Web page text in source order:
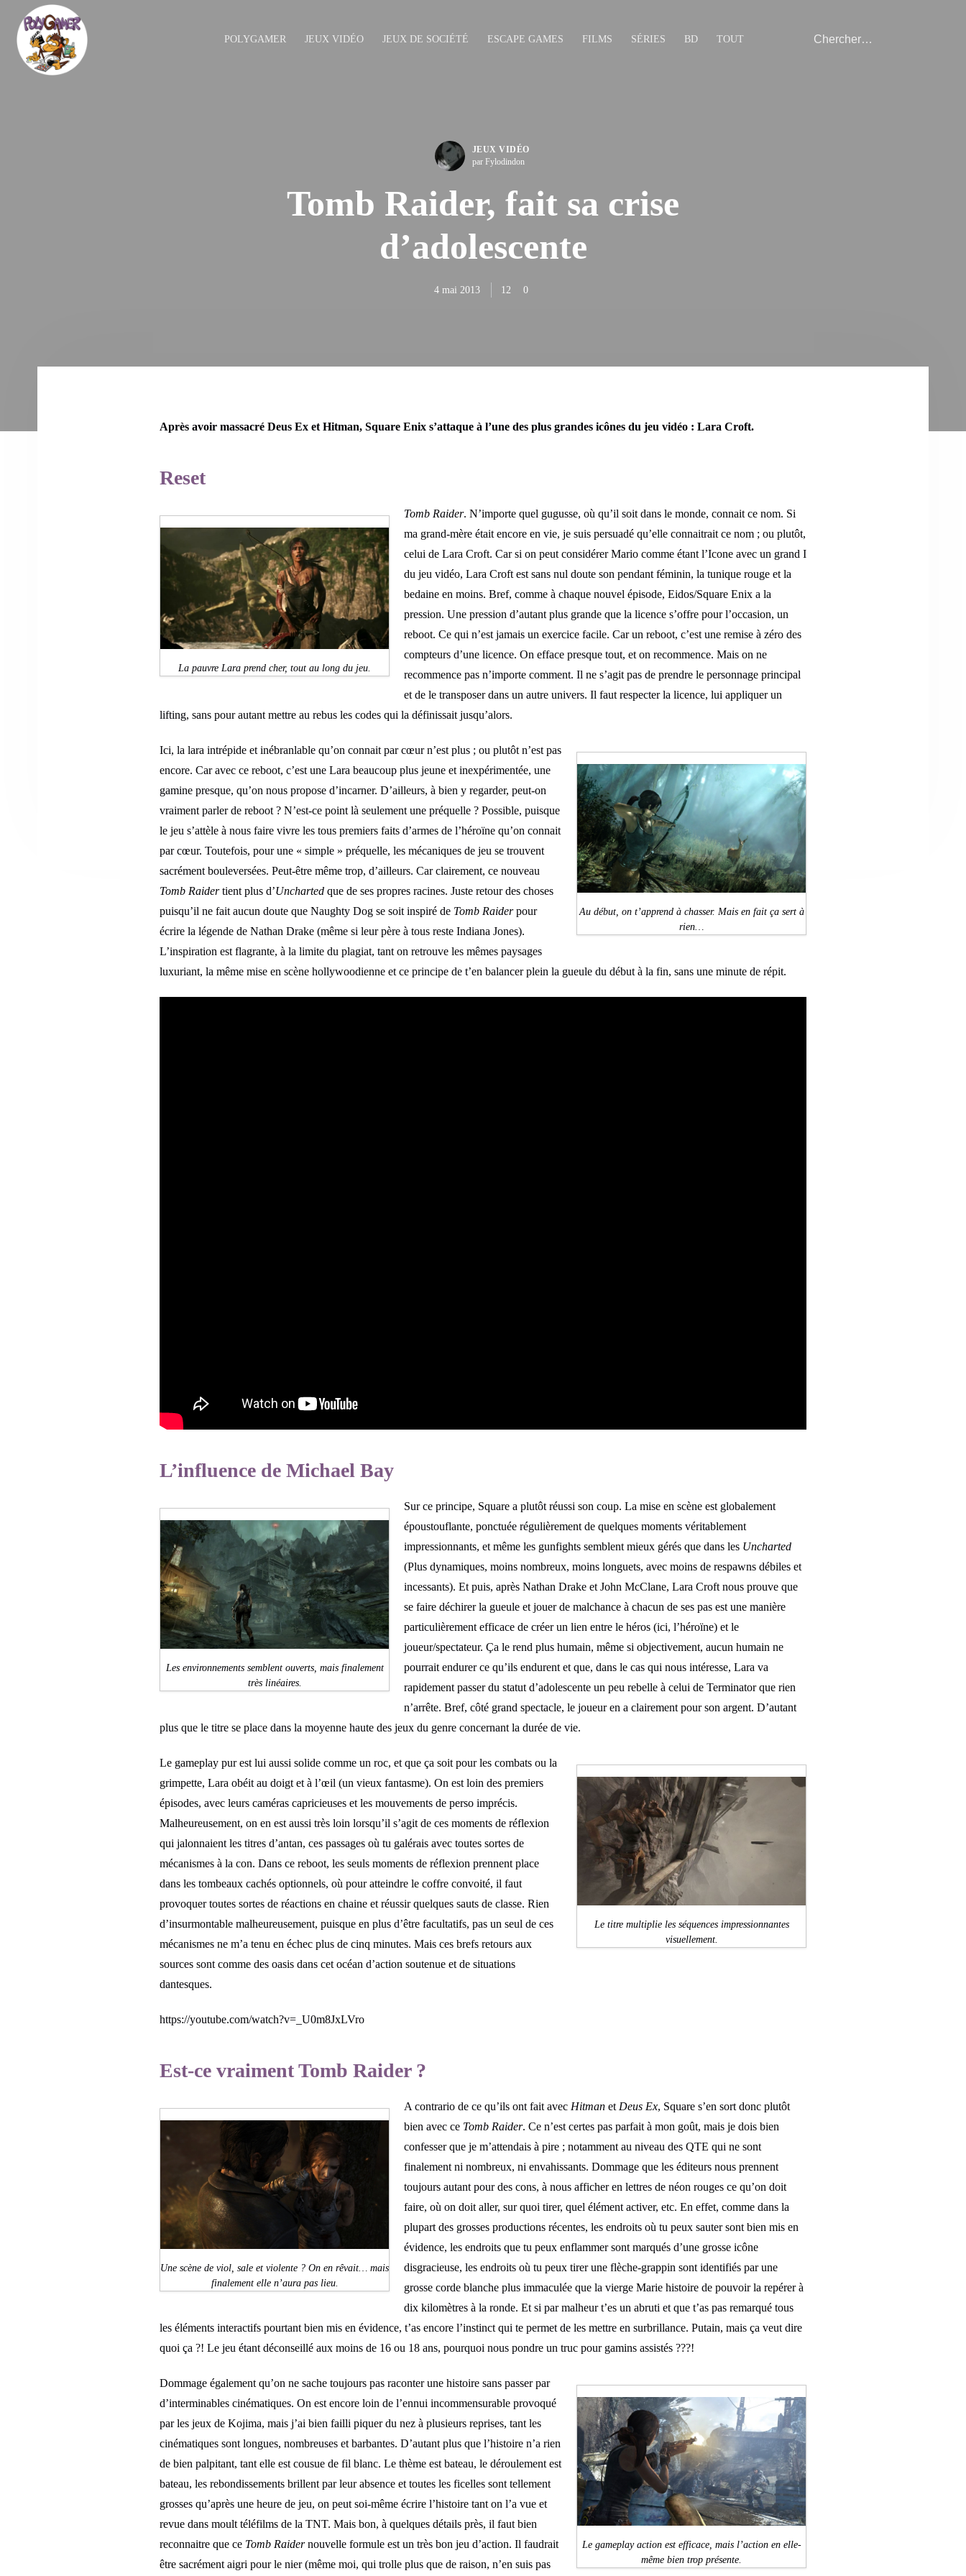
POLYGAMER JEUX VIDÉO JEUX DE SOCIÉTÉ ESCAPE GAMES FILMS SÉRIES BD TOUT
JEUX VIDÉO
par Fylodindon
Tomb Raider, fait sa crise
d’adolescente
4 mai 2013 12 0
Après avoir massacré Deus Ex et Hitman, Square Enix s’attaque à l’une des plus grandes icônes du jeu vidéo : Lara Croft.
Reset
La pauvre Lara prend cher, tout au long du jeu.
Tomb Raider. N’importe quel gugusse, où qu’il soit dans le monde, connait ce nom. Si
ma grand-mère était encore en vie, je suis persuadé qu’elle connaitrait ce nom ; ou plutôt,
celui de Lara Croft. Car si on peut considérer Mario comme étant l’Icone avec un grand I
du jeu vidéo, Lara Croft est sans nul doute son pendant féminin, la tunique rouge et la
bedaine en moins. Bref, comme à chaque nouvel épisode, Eidos/Square Enix a la
pression. Une pression d’autant plus grande que la licence s’offre pour l’occasion, un
reboot. Ce qui n’est jamais un exercice facile. Car un reboot, c’est une remise à zéro des
compteurs d’une licence. On efface presque tout, et on recommence. Mais on ne
recommence pas n’importe comment. Il ne s’agit pas de prendre le personnage principal
et de le transposer dans un autre univers. Il faut respecter la licence, lui appliquer un
lifting, sans pour autant mettre au rebus les codes qui la définissait jusqu’alors.
Au début, on t’apprend à chasser. Mais en fait ça sert à
rien…
Ici, la lara intrépide et inébranlable qu’on connait par cœur n’est plus ; ou plutôt n’est pas
encore. Car avec ce reboot, c’est une Lara beaucoup plus jeune et inexpérimentée, une
gamine presque, qu’on nous propose d’incarner. D’ailleurs, à bien y regarder, peut-on
vraiment parler de reboot ? N’est-ce point là seulement une préquelle ? Possible, puisque
le jeu s’attèle à nous faire vivre les tous premiers faits d’armes de l’héroïne qu’on connait
par cœur. Toutefois, pour une « simple » préquelle, les mécaniques de jeu se trouvent
sacrément bouleversées. Peut-être même trop, d’ailleurs. Car clairement, ce nouveau
Tomb Raidertient plus d’Uncharted que de ses propres racines. Juste retour des choses
puisqu’il ne fait aucun doute que Naughty Dog se soit inspiré de Tomb Raiderpour
écrire la légende de Nathan Drake (même si leur père à tous reste Indiana Jones).
L’inspiration est flagrante, à la limite du plagiat, tant on retrouve les mêmes paysages
luxuriant, la même mise en scène hollywoodienne et ce principe de t’en balancer plein la gueule du début à la fin, sans une minute de répit.
L’influence de Michael Bay
Les environnements semblent ouverts, mais finalement
très linéaires.
Sur ce principe, Square a plutôt réussi son coup. La mise en scène est globalement
époustouflante, ponctuée régulièrement de quelques moments véritablement
impressionnants, et même les gunfights semblent mieux gérés que dans les Uncharted
(Plus dynamiques, moins nombreux, moins longuets, avec moins de respawns débiles et
incessants). Et puis, après Nathan Drake et John McClane, Lara Croft nous prouve que
se faire déchirer la gueule et jouer de malchance à chacun de ses pas est une manière
particulièrement efficace de créer un lien entre le héros (ici, l’héroïne) et le
joueur/spectateur. Ça le rend plus humain, même si objectivement, aucun humain ne
pourrait endurer ce qu’ils endurent et que, dans le cas qui nous intéresse, Lara va
rapidement passer du statut d’adolescente un peu rebelle à celui de Terminator que rien
n’arrête. Bref, côté grand spectacle, le joueur en a clairement pour son argent. D’autant
plus que le titre se place dans la moyenne haute des jeux du genre concernant la durée de vie.
Le titre multiplie les séquences impressionnantes
visuellement.
Le gameplay pur est lui aussi solide comme un roc, et que ça soit pour les combats ou la
grimpette, Lara obéit au doigt et à l’œil (un vieux fantasme). On est loin des premiers
épisodes, avec leurs caméras capricieuses et les mouvements de perso imprécis.
Malheureusement, on en est aussi très loin lorsqu’il s’agit de ces moments de réflexion
qui jalonnaient les titres d’antan, ces passages où tu galérais avec toutes sortes de
mécanismes à la con. Dans ce reboot, les seuls moments de réflexion prennent place
dans les tombeaux cachés optionnels, où pour atteindre le coffre convoité, il faut
provoquer toutes sortes de réactions en chaine et réussir quelques sauts de classe. Rien
d’insurmontable malheureusement, puisque en plus d’être facultatifs, pas un seul de ces
mécanismes ne m’a tenu en échec plus de cinq minutes. Mais ces brefs retours aux
sources sont comme des oasis dans cet océan d’action soutenue et de situations
dantesques.
https://youtube.com/watch?v=_U0m8JxLVro
Est-ce vraiment Tomb Raider ?
Une scène de viol, sale et violente ? On en rêvait… mais
finalement elle n’aura pas lieu.
A contrario de ce qu’ils ont fait avec Hitman et Deus Ex, Square s’en sort donc plutôt
bien avec ce Tomb Raider. Ce n’est certes pas parfait à mon goût, mais je dois bien
confesser que je m’attendais à pire ; notamment au niveau des QTE qui ne sont
finalement ni nombreux, ni envahissants. Dommage que les éditeurs nous prennent
toujours autant pour des cons, à nous afficher en lettres de néon rouges ce qu’on doit
faire, où on doit aller, sur quoi tirer, quel élément activer, etc. En effet, comme dans la
plupart des grosses productions récentes, les endroits où tu peux sauter sont bien mis en
évidence, les endroits que tu peux enflammer sont marqués d’une grosse icône
disgracieuse, les endroits où tu peux tirer une flèche-grappin sont identifiés par une
grosse corde blanche plus immaculée que la vierge Marie histoire de pouvoir la repérer à
dix kilomètres à la ronde. Et si par malheur t’es un abruti et que t’as pas remarqué tous
les éléments interactifs pourtant bien mis en évidence, t’as encore l’instinct qui te permet de les mettre en surbrillance. Putain, mais ça veut dire
quoi ça ?! Le jeu étant déconseillé aux moins de 16 ou 18 ans, pourquoi nous pondre un truc pour gamins assistés ???!
Le gameplay action est efficace, mais l’action en elle-
même bien trop présente.
Dommage également qu’on ne sache toujours pas raconter une histoire sans passer par
d’interminables cinématiques. On est encore loin de l’ennui incommensurable provoqué
par les jeux de Kojima, mais j’ai bien failli piquer du nez à plusieurs reprises, tant les
cinématiques sont longues, nombreuses et barbantes. D’autant plus que l’histoire n’a rien
de bien palpitant, tant elle est cousue de fil blanc. Le thème est bateau, le déroulement est
bateau, les rebondissements brillent par leur absence et toutes les ficelles sont tellement
grosses qu’après une heure de jeu, on peut soi-même écrire l’histoire tant on l’a vue et
revue dans moult téléfilms de la TNT. Mais bon, à quelques détails près, il faut bien
reconnaitre que ce Tomb Raidernouvelle formule est un très bon jeu d’action. Il faudrait
être sacrément aigri pour le nier (même moi, qui trolle plus que de raison, n’en suis pas